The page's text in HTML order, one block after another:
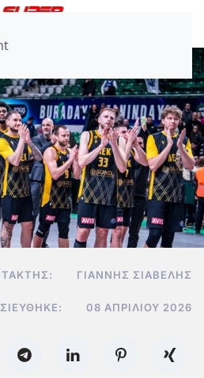
ΓΙΆΝΝΗΣ ΣΙΑΒΕΛΉΣ
08 ΑΠΡΙΛΊΟΥ 2026